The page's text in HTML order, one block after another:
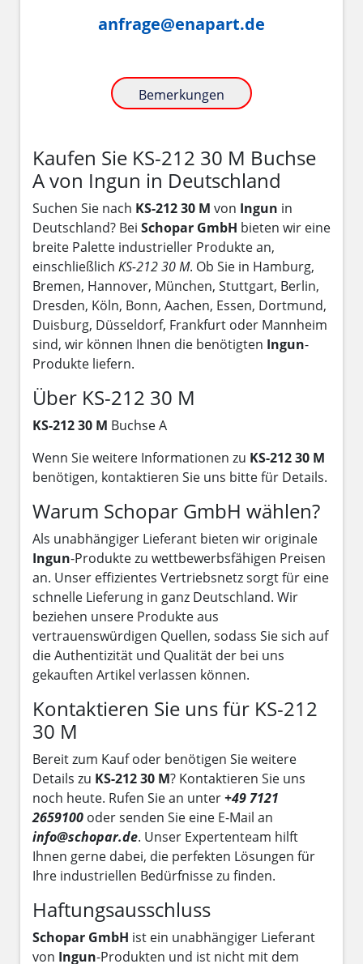
anfrage@enapart.de
Bemerkungen
Kaufen Sie KS-212 30 M Buchse
A von Ingun in Deutschland
Suchen Sie nach KS-212 30 M von Ingun in
Deutschland? Bei Schopar GmbH bieten wir eine
breite Palette industrieller Produkte an,
einschließlich KS-212 30 M. Ob Sie in Hamburg,
Bremen, Hannover, München, Stuttgart, Berlin,
Dresden, Köln, Bonn, Aachen, Essen, Dortmund,
Duisburg, Düsseldorf, Frankfurt oder Mannheim
sind, wir können Ihnen die benötigten Ingun-
Produkte liefern.
Über KS-212 30 M
KS-212 30 M Buchse A
Wenn Sie weitere Informationen zu KS-212 30 M
benötigen, kontaktieren Sie uns bitte für Details.
Warum Schopar GmbH wählen?
Als unabhängiger Lieferant bieten wir originale
Ingun-Produkte zu wettbewerbsfähigen Preisen
an. Unser effizientes Vertriebsnetz sorgt für eine
schnelle Lieferung in ganz Deutschland. Wir
beziehen unsere Produkte aus
vertrauenswürdigen Quellen, sodass Sie sich auf
die Authentizität und Qualität der bei uns
gekauften Artikel verlassen können.
Kontaktieren Sie uns für KS-212
30 M
Bereit zum Kauf oder benötigen Sie weitere
Details zu KS-212 30 M? Kontaktieren Sie uns
noch heute. Rufen Sie an unter+49 7121
2659100 oder senden Sie eine E-Mail an
info@schopar.de. Unser Expertenteam hilft
Ihnen gerne dabei, die perfekten Lösungen für
Ihre industriellen Bedürfnisse zu finden.
Haftungsausschluss
Schopar GmbH ist ein unabhängiger Lieferant
von Ingun-Produkten und ist nicht mit dem